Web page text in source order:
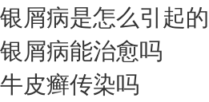
银屑病是怎么引起的
银屑病能治愈吗
牛皮癣传染吗